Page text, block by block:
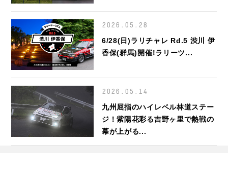
2026.05.28
6/28(日)ラリチャレ Rd.5 渋川 伊
香保(群馬)開催!ラリーツ...
2026.05.14
九州屈指のハイレベル林道ステー
ジ！紫陽花彩る吉野ヶ里で熱戦の
幕が上がる...